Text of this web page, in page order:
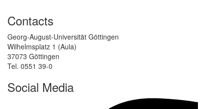
Contacts
Georg-August-Universität Göttingen
Wilhelmsplatz 1 (Aula)
37073 Göttingen
Tel. 0551 39-0
Social Media